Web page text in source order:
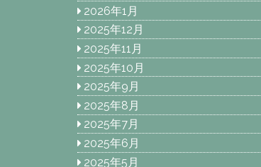
2026年1月
2025年12月
2025年11月
2025年10月
2025年9月
2025年8月
2025年7月
2025年6月
2025年5月